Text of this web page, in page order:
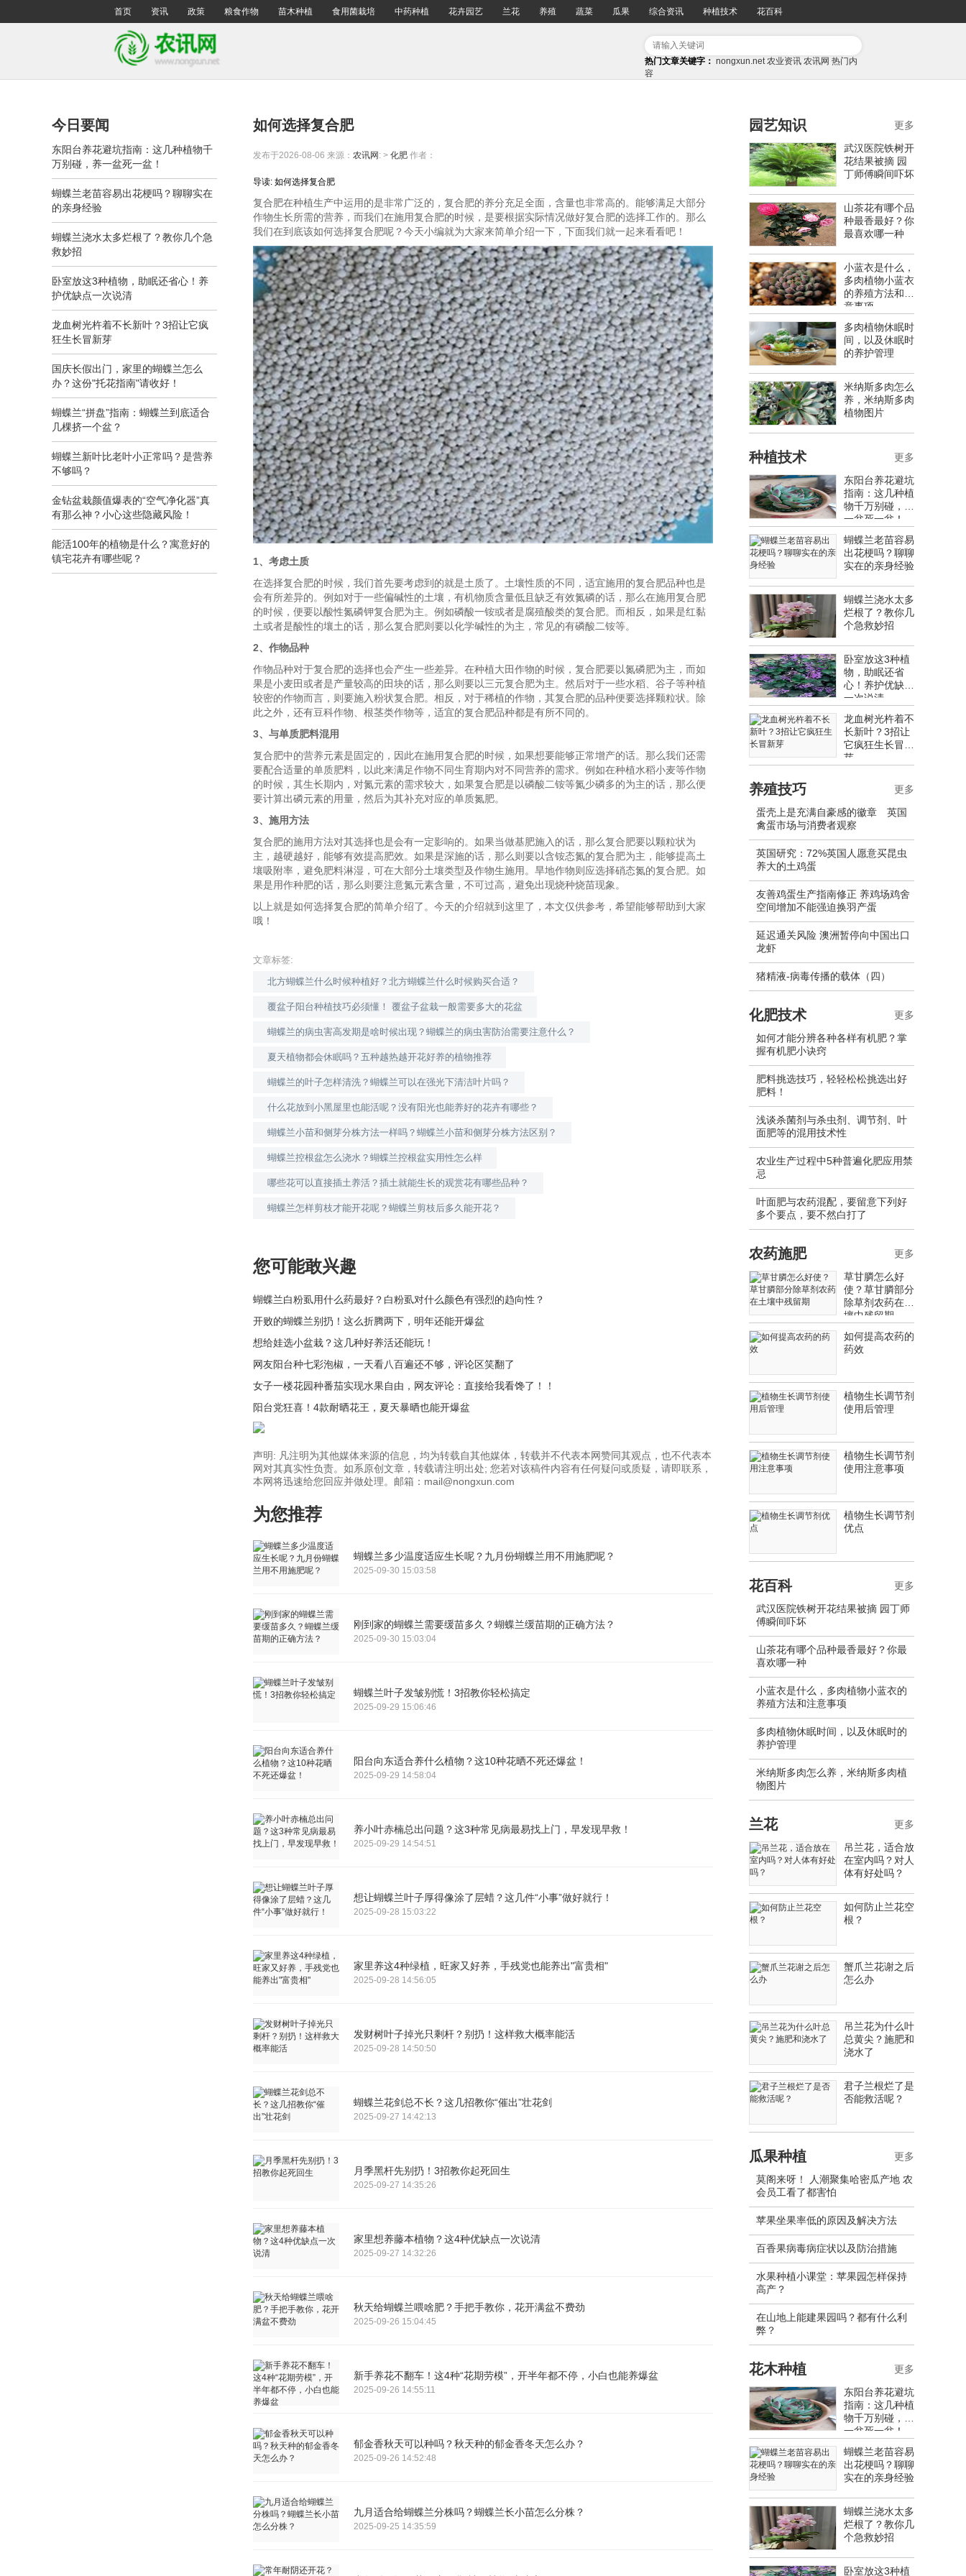
首页 资讯 政策 粮食作物 苗木种植 食用菌栽培 中药种植 花卉园艺 兰花 养殖 蔬菜 瓜果 综合资讯 种植技术 花百科
热门文章关键字： nongxun.net 农业资讯 农讯网 热门内
容
今日要闻
东阳台养花避坑指南：这几种植物千
万别碰，养一盆死一盆！
蝴蝶兰老苗容易出花梗吗？聊聊实在
的亲身经验
蝴蝶兰浇水太多烂根了？教你几个急
救妙招
卧室放这3种植物，助眠还省心！养
护优缺点一次说清
龙血树光杵着不长新叶？3招让它疯
狂生长冒新芽
国庆长假出门，家里的蝴蝶兰怎么
办？这份"托花指南"请收好！
蝴蝶兰“拼盘”指南：蝴蝶兰到底适合
几棵挤一个盆？
蝴蝶兰新叶比老叶小正常吗？是营养
不够吗？
金钻盆栽颜值爆表的“空气净化器”真
有那么神？小心这些隐藏风险！
能活100年的植物是什么？寓意好的
镇宅花卉有哪些呢？
如何选择复合肥
发布于2026-08-06 来源： 农讯网 : > 化肥 作者：
导读: 如何选择复合肥
复合肥在种植生产中运用的是非常广泛的，复合肥的养分充足全面，含量也非常高的。能够满足大部分
作物生长所需的营养，而我们在施用复合肥的时候，是要根据实际情况做好复合肥的选择工作的。那么
我们在到底该如何选择复合肥呢？今天小编就为大家来简单介绍一下，下面我们就一起来看看吧！
1、考虑土质
在选择复合肥的时候，我们首先要考虑到的就是土质了。土壤性质的不同，适宜施用的复合肥品种也是
会有所差异的。例如对于一些偏碱性的土壤，有机物质含量低且缺乏有效氮磷的话，那么在施用复合肥
的时候，便要以酸性氮磷钾复合肥为主。例如磷酸一铵或者是腐殖酸类的复合肥。而相反，如果是红黏
土或者是酸性的壤土的话，那么复合肥则要以化学碱性的为主，常见的有磷酸二铵等。
2、作物品种
作物品种对于复合肥的选择也会产生一些差异。在种植大田作物的时候，复合肥要以氮磷肥为主，而如
果是小麦田或者是产量较高的田块的话，那么则要以三元复合肥为主。然后对于一些水稻、谷子等种植
较密的作物而言，则要施入粉状复合肥。相反，对于稀植的作物，其复合肥的品种便要选择颗粒状。除
此之外，还有豆科作物、根茎类作物等，适宜的复合肥品种都是有所不同的。
3、与单质肥料混用
复合肥中的营养元素是固定的，因此在施用复合肥的时候，如果想要能够正常增产的话。那么我们还需
要配合适量的单质肥料，以此来满足作物不同生育期内对不同营养的需求。例如在种植水稻小麦等作物
的时候，其生长期内，对氮元素的需求较大，如果复合肥是以磷酸二铵等氮少磷多的为主的话，那么便
要计算出磷元素的用量，然后为其补充对应的单质氮肥。
3、施用方法
复合肥的施用方法对其选择也是会有一定影响的。如果当做基肥施入的话，那么复合肥要以颗粒状为
主，越硬越好，能够有效提高肥效。如果是深施的话，那么则要以含铵态氮的复合肥为主，能够提高土
壤吸附率，避免肥料淋湿，可在大部分土壤类型及作物生施用。旱地作物则应选择硝态氮的复合肥。如
果是用作种肥的话，那么则要注意氮元素含量，不可过高，避免出现烧种烧苗现象。
以上就是如何选择复合肥的简单介绍了。今天的介绍就到这里了，本文仅供参考，希望能够帮助到大家
哦！
文章标签:
北方蝴蝶兰什么时候种植好？北方蝴蝶兰什么时候购买合适？
覆盆子阳台种植技巧必须懂！ 覆盆子盆栽一般需要多大的花盆
蝴蝶兰的病虫害高发期是啥时候出现？蝴蝶兰的病虫害防治需要注意什么？
夏天植物都会休眠吗？五种越热越开花好养的植物推荐
蝴蝶兰的叶子怎样清洗？蝴蝶兰可以在强光下清洁叶片吗？
什么花放到小黑屋里也能活呢？没有阳光也能养好的花卉有哪些？
蝴蝶兰小苗和侧芽分株方法一样吗？蝴蝶兰小苗和侧芽分株方法区别？
蝴蝶兰控根盆怎么浇水？蝴蝶兰控根盆实用性怎么样
哪些花可以直接插土养活？插土就能生长的观赏花有哪些品种？
蝴蝶兰怎样剪枝才能开花呢？蝴蝶兰剪枝后多久能开花？
您可能敢兴趣
蝴蝶兰白粉虱用什么药最好？白粉虱对什么颜色有强烈的趋向性？
开败的蝴蝶兰别扔！这么折腾两下，明年还能开爆盆
想给娃选小盆栽？这几种好养活还能玩！
网友阳台种七彩泡椒，一天看八百遍还不够，评论区笑翻了
女子一楼花园种番茄实现水果自由，网友评论：直接给我看馋了！！
阳台党狂喜！4款耐晒花王，夏天暴晒也能开爆盆
声明: 凡注明为其他媒体来源的信息，均为转载自其他媒体，转载并不代表本网赞同其观点，也不代表本
网对其真实性负责。如系原创文章，转载请注明出处; 您若对该稿件内容有任何疑问或质疑，请即联系，
本网将迅速给您回应并做处理。邮箱：mail@nongxun.com
为您推荐
蝴蝶兰多少温度适应生长呢？九月份蝴蝶兰用不用施肥呢？
2025-09-30 15:03:58
刚到家的蝴蝶兰需要缓苗多久？蝴蝶兰缓苗期的正确方法？
2025-09-30 15:03:04
蝴蝶兰叶子发皱别慌！3招教你轻松搞定
2025-09-29 15:06:46
阳台向东适合养什么植物？这10种花晒不死还爆盆！
2025-09-29 14:58:04
养小叶赤楠总出问题？这3种常见病最易找上门，早发现早救！
2025-09-29 14:54:51
想让蝴蝶兰叶子厚得像涂了层蜡？这几件“小事”做好就行！
2025-09-28 15:03:22
家里养这4种绿植，旺家又好养，手残党也能养出"富贵相"
2025-09-28 14:56:05
发财树叶子掉光只剩杆？别扔！这样救大概率能活
2025-09-28 14:50:50
蝴蝶兰花剑总不长？这几招教你“催出”壮花剑
2025-09-27 14:42:13
月季黑杆先别扔！3招教你起死回生
2025-09-27 14:35:26
家里想养藤本植物？这4种优缺点一次说清
2025-09-27 14:32:26
秋天给蝴蝶兰喂啥肥？手把手教你，花开满盆不费劲
2025-09-26 15:04:45
新手养花不翻车！这4种“花期劳模”，开半年都不停，小白也能养爆盆
2025-09-26 14:55:11
郁金香秋天可以种吗？秋天种的郁金香冬天怎么办？
2025-09-26 14:52:48
九月适合给蝴蝶兰分株吗？蝴蝶兰长小苗怎么分株？
2025-09-25 14:35:59
园艺知识
武汉医院铁树开
花结果被摘 园
丁师傅瞬间吓坏
山茶花有哪个品
种最香最好？你
最喜欢哪一种
小蓝衣是什么，
多肉植物小蓝衣
的养殖方法和注
意事项
多肉植物休眠时
间，以及休眠时
的养护管理
米纳斯多肉怎么
养，米纳斯多肉
植物图片
更多
种植技术
东阳台养花避坑
指南：这几种植
物千万别碰，养
一盆死一盆！
蝴蝶兰老苗容易
出花梗吗？聊聊
实在的亲身经验
蝴蝶兰浇水太多
烂根了？教你几
个急救妙招
卧室放这3种植
物，助眠还省
心！养护优缺点
一次说清
龙血树光杵着不
长新叶？3招让
它疯狂生长冒新
芽
更多
养殖技巧
蛋壳上是充满自豪感的徽章 英国
禽蛋市场与消费者观察
英国研究：72%英国人愿意买昆虫
养大的土鸡蛋
友善鸡蛋生产指南修正 养鸡场鸡舍
空间增加不能强迫换羽产蛋
延迟通关风险 澳洲暂停向中国出口
龙虾
猪精液-病毒传播的载体（四）
更多
化肥技术
如何才能分辨各种各样有机肥？掌
握有机肥小诀窍
肥料挑选技巧，轻轻松松挑选出好
肥料！
浅谈杀菌剂与杀虫剂、调节剂、叶
面肥等的混用技术性
农业生产过程中5种普遍化肥应用禁
忌
叶面肥与农药混配，要留意下列好
多个要点，要不然白打了
更多
农药施肥
草甘膦怎么好
使？草甘膦部分
除草剂农药在土
壤中残留期
如何提高农药的
药效
植物生长调节剂
使用后管理
植物生长调节剂
使用注意事项
植物生长调节剂
优点
更多
花百科
武汉医院铁树开花结果被摘 园丁师
傅瞬间吓坏
山茶花有哪个品种最香最好？你最
喜欢哪一种
小蓝衣是什么，多肉植物小蓝衣的
养殖方法和注意事项
多肉植物休眠时间，以及休眠时的
养护管理
米纳斯多肉怎么养，米纳斯多肉植
物图片
更多
兰花
吊兰花，适合放
在室内吗？对人
体有好处吗？
如何防止兰花空
根？
蟹爪兰花谢之后
怎么办
吊兰花为什么叶
总黄尖？施肥和
浇水了
君子兰根烂了是
否能救活呢？
更多
瓜果种植
莫阁来呀！ 人潮聚集哈密瓜产地 农
会员工看了都害怕
苹果坐果率低的原因及解决方法
百香果病毒病症状以及防治措施
水果种植小课堂：苹果园怎样保持
高产？
在山地上能建果园吗？都有什么利
弊？
更多
花木种植
东阳台养花避坑
指南：这几种植
物千万别碰，养
一盆死一盆！
蝴蝶兰老苗容易
出花梗吗？聊聊
实在的亲身经验
蝴蝶兰浇水太多
烂根了？教你几
个急救妙招
卧室放这3种植
更多